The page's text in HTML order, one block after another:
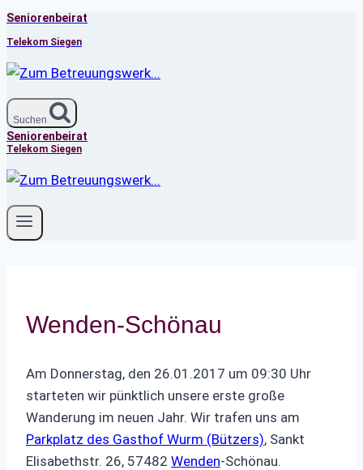
Zum
Inhalt
springen
Seniorenbeirat
Telekom Siegen
Suchen
Seniorenbeirat
Telekom Siegen
Wenden-Schönau
Am Donnerstag, den 26.01.2017 um 09:30 Uhr
starteten wir pünktlich unsere erste große
Wanderung im neuen Jahr. Wir trafen uns am
Parkplatz des Gasthof Wurm (Bützers), Sankt
Elisabethstr. 26, 57482 Wenden-Schönau.